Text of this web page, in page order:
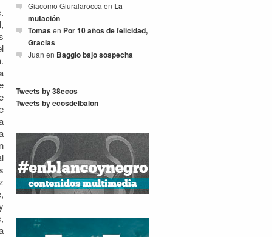
Giacomo Giuralarocca en La
mutación
Tomasen Por 10 años de felicidad,
Gracias
Juan en Baggio bajo sospecha
Tweets by 38ecos
Tweets by ecosdelbalon